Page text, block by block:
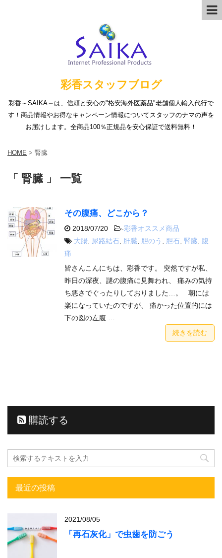
彩香スタッフブログ
彩香～SAIKA～は、信頼と安心の"格安海外医薬品"老舗個人輸入代行で
す！商品情報やお得なキャンペーン情報についてスタッフのナマの声を
お届けします。全商品100％正規品を安心保証で送料無料！
HOME > 腎臓
「 腎臓 」 一覧
その腹痛、どこから？
2018/07/20 -彩香オススメ商品
大腸
尿路結石 肝臓 胆のう 胆石 腎臓
腹
痛
皆さんこんにちは、彩香です。 突然ですが私、
昨日の深夜、謎の腹痛に見舞われ、 痛みの気持
ち悪さでぐったりしておりました…。 朝には
楽になっていたのですが、 痛かった位置的には
下の図の左腹 …
続きを読む
購読する
最近の投稿
2021/08/05
「再石灰化」で虫歯を防ごう